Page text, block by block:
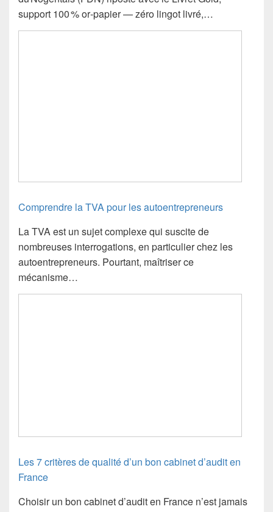
support 100 % or‑papier — zéro lingot livré,…
Comprendre la TVA pour les autoentrepreneurs
La TVA est un sujet complexe qui suscite de
nombreuses interrogations, en particulier chez les
autoentrepreneurs. Pourtant, maîtriser ce
mécanisme…
Les 7 critères de qualité d’un bon cabinet d’audit en
France
Choisir un bon cabinet d’audit en France n’est jamais